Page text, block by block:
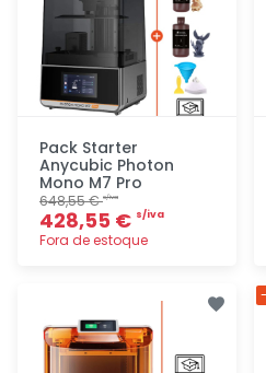
Pack Starter
Anycubic Photon
Mono M7 Pro
648,55 €s/iva
428,55 € s/iva
Fora de estoque